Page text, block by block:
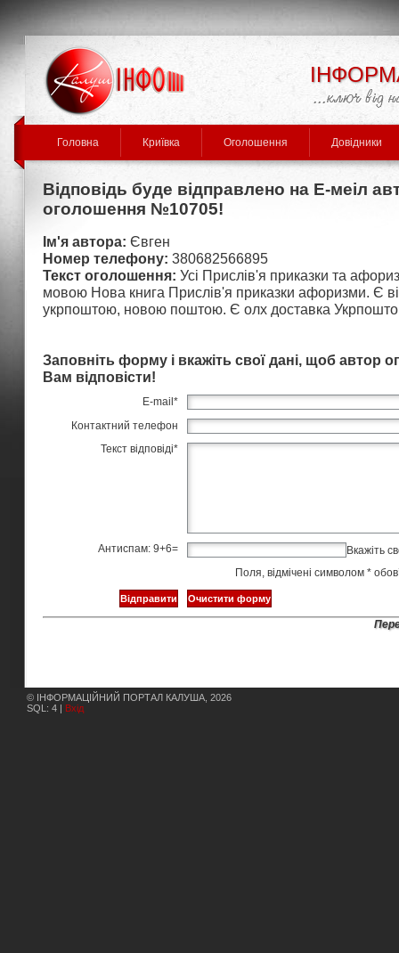
Головна Криївка Оголошення Довідники
Відповідь буде відправлено на Е-меіл
оголошення №10705!
Ім'я автора: Євген
Номер телефону: 380682566895
Текст оголошення: Усі Прислів'я приказки та
мовою Нова книга Прислів'я приказки афоризми. Є
укрпоштою, новою поштою. Є олх доставка
Заповніть форму і вкажіть свої дані, щоб автор
Вам відповісти!
E-mail *
Контактний телефон
Текст відповіді*
Антиспам: 9+6=
Вкажіть
Поля, відмічені символом *
© ІНФОРМАЦІЙНИЙ ПОРТАЛ КАЛУША, 2026
SQL: 4 | Вхід